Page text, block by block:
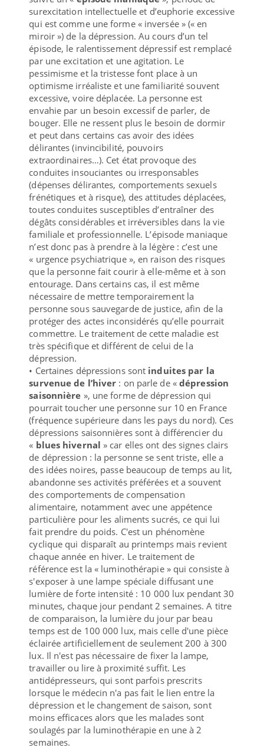
surexcitation intellectuelle et d’euphorie excessive
qui est comme une forme « inversée » (« en
miroir ») de la dépression. Au cours d’un tel
épisode, le ralentissement dépressif est remplacé
par une excitation et une agitation. Le
pessimisme et la tristesse font place à un
optimisme irréaliste et une familiarité souvent
excessive, voire déplacée. La personne est
envahie par un besoin excessif de parler, de
bouger. Elle ne ressent plus le besoin de dormir
et peut dans certains cas avoir des idées
délirantes (invincibilité, pouvoirs
extraordinaires…). Cet état provoque des
conduites insouciantes ou irresponsables
(dépenses délirantes, comportements sexuels
frénétiques et à risque), des attitudes déplacées,
toutes conduites susceptibles d’entraîner des
dégâts considérables et irréversibles dans la vie
familiale et professionnelle. L’épisode maniaque
n’est donc pas à prendre à la légère : c’est une
« urgence psychiatrique », en raison des risques
que la personne fait courir à elle-même et à son
entourage. Dans certains cas, il est même
nécessaire de mettre temporairement la
personne sous sauvegarde de justice, afin de la
protéger des actes inconsidérés qu’elle pourrait
commettre. Le traitement de cette maladie est
très spécifique et différent de celui de la
dépression.
• Certaines dépressions sont induites par la
survenue de l’hiver : on parle de « dépression
saisonnière », une forme de dépression qui
pourrait toucher une personne sur 10 en France
(fréquence supérieure dans les pays du nord). Ces
dépressions saisonnières sont à différencier du
« blues hivernal» car elles ont des signes clairs
de dépression : la personne se sent triste, elle a
des idées noires, passe beaucoup de temps au lit,
abandonne ses activités préférées et a souvent
des comportements de compensation
alimentaire, notamment avec une appétence
particulière pour les aliments sucrés, ce qui lui
fait prendre du poids. C'est un phénomène
cyclique qui disparaît au printemps mais revient
chaque année en hiver. Le traitement de
référence est la « luminothérapie » qui consiste à
s'exposer à une lampe spéciale diffusant une
lumière de forte intensité : 10 000 lux pendant 30
minutes, chaque jour pendant 2 semaines. A titre
de comparaison, la lumière du jour par beau
temps est de 100 000 lux, mais celle d'une pièce
éclairée artificiellement de seulement 200 à 300
lux. Il n'est pas nécessaire de fixer la lampe,
travailler ou lire à proximité suffit. Les
antidépresseurs, qui sont parfois prescrits
lorsque le médecin n'a pas fait le lien entre la
dépression et le changement de saison, sont
moins efficaces alors que les malades sont
soulagés par la luminothérapie en une à 2
semaines.